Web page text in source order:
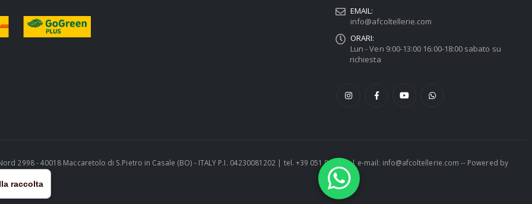
EMAIL:
info@afcoltellerie.com
ORARI:
Lun - Ven 9:00-13:00 16:00-18:00 sabato su
richiesta
2998 - 40018 Maccaretolo di S.Pietro in Casale (BO) - ITALY P.I. 04230081202 | tel. +39 051 811732 | e-mail: info@afcoltellerie.com -- Powered by
raccolta